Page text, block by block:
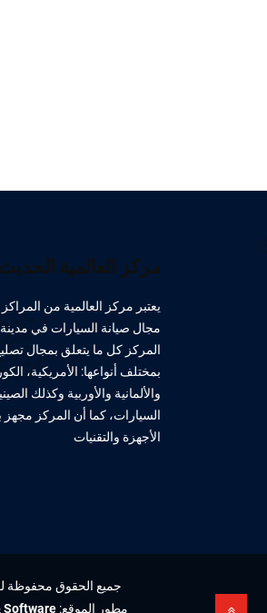
مركز العالمية الحديث
يعتبر مركز العالمية من
مجال صيانة السيارات في
المركز كل ما يتعلق بمجال
بمختلف أنواعها: الأمريكية،
والألمانية والأوربية وكذلك
السيارات، كما أن المركز
الأجهزة والتقنيات
جميع الحقوق محفوظة لـ
مطور الموقع:Software